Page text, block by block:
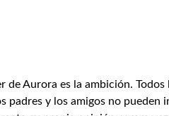
Aurora es la ambición. Todos
padres y los amigos no pueden